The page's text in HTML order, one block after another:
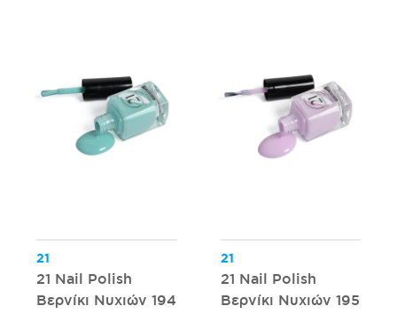
21
21 Nail Polish
Βερνίκι Νυχιών 194
21
21 Nail Polish
Βερνίκι Νυχιών 195